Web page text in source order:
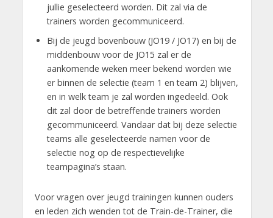
jullie geselecteerd worden. Dit zal via de
trainers worden gecommuniceerd.
Bij de jeugd bovenbouw (JO19 / JO17) en bij de
middenbouw voor de JO15 zal er de
aankomende weken meer bekend worden wie
er binnen de selectie (team 1 en team 2) blijven,
en in welk team je zal worden ingedeeld. Ook
dit zal door de betreffende trainers worden
gecommuniceerd. Vandaar dat bij deze selectie
teams alle geselecteerde namen voor de
selectie nog op de respectievelijke
teampagina’s staan.
Voor vragen over jeugd trainingen kunnen ouders
en leden zich wenden tot de Train-de-Trainer, die